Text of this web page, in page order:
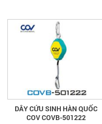
DÂY CỨU SINH HÀN QUỐC
COV COVB-501222